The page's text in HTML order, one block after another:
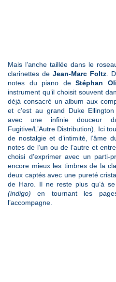
Mais l’anche taillée dans le
clarinettes deJean-Marc Foltz .
notes du piano deStéphan
instrument qu’il choisit souvent
déjà consacré un album aux
et c’est au grand Duke Ellington
avec une infinie douceur
Fugitive/L’Autre Distribution). Ici
de nostalgie et d’intimité, l’âme
notes de l’un ou de l’autre et
choisi d’exprimer avec un parti-
encore mieux les timbres de la
deux captés avec une pureté
de Haro. Il ne reste plus qu’à
(indigo) en tournant les
l’accompagne.